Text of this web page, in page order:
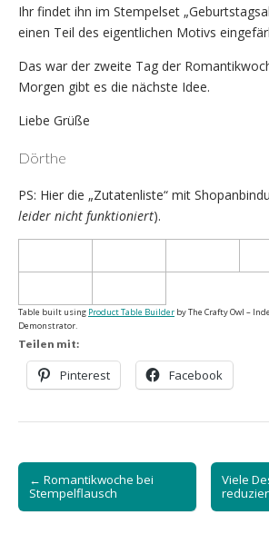
Ihr findet ihn im Stempelset
einen Teil des eigentlichen Motivs
Das war der zweite Tag der
Morgen gibt es die nächste Idee.
Liebe Grüße
Dörthe
PS: Hier die „Zutatenliste“ mit
leider nicht funktioniert).
Table built using Product Table Builder by The Crafty Owl –
Demonstrator.
Teilen mit:
Pinterest Facebook
Post
navigation
← Romantikwoche bei
Stempelflausch
Viele